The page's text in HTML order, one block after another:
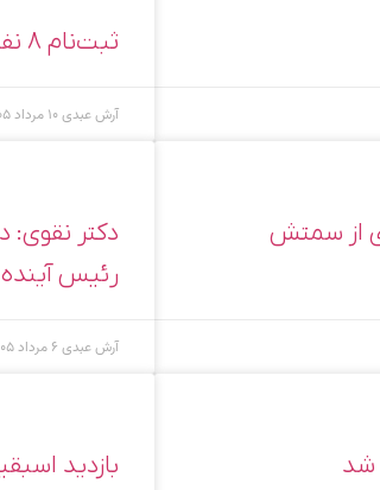
ثبت‌نام ۸ نفر برای ریاست فدراسیون ژیمناستیک
آرش عبدی۱۰ مرداد ۱۴۰۵
از سمتش
دکتر نقوی:
رئیس
آرش عبدی ۶ مرداد ۱۴۰۵
شد بازدید